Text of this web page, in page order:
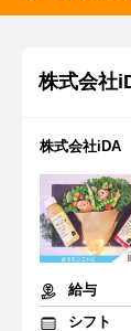
株式会社
株式会社iDA
給与
シフト